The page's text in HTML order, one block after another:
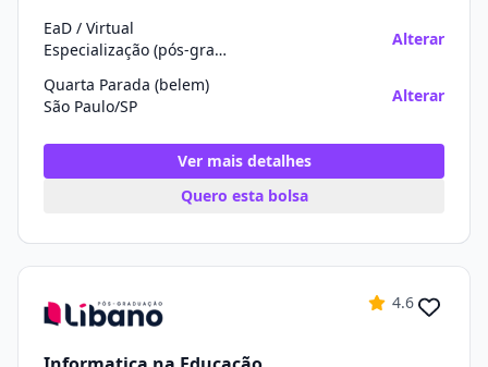
EaD / Virtual
Especialização (pós-graduação)
Alterar
Quarta Parada (belem)
São Paulo/SP
Alterar
Ver mais detalhes
Quero esta bolsa
4.6